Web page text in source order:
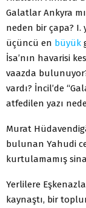
Galatlar Ankyra
neden bir çapa? I.
üçüncü en büyük
İsa’nın havarisi
vaazda
vardı? İncil’de
atfedilen yazı
Murat
bulunan Yahudi
kurtulamamış
Yerlilere
kaynaştı, bir